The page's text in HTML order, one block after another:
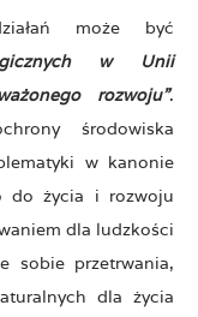
może być
w Unii
rozwoju”.
środowiska
w kanonie
do życia i rozwoju
dla ludzkości
sobie przetrwania,
dla życia